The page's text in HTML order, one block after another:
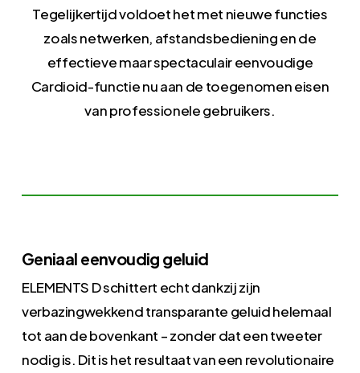
Tegelijkertijd voldoet het met nieuwe functies
zoals netwerken, afstandsbediening en de
effectieve maar spectaculair eenvoudige
Cardioid-functie nu aan de toegenomen eisen
van professionele gebruikers.
Geniaal eenvoudig geluid
ELEMENTS D schittert echt dankzij zijn
verbazingwekkend transparante geluid helemaal
tot aan de bovenkant – zonder dat een tweeter
nodig is. Dit is het resultaat van een revolutionaire